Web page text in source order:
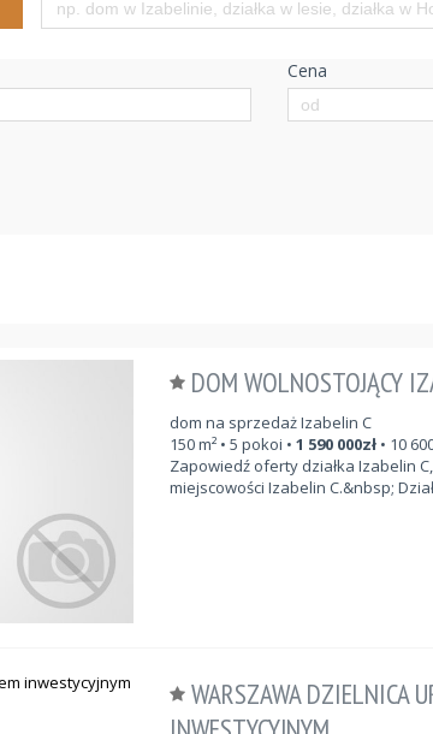
Cena
DOM WOLNOSTOJĄCY
dom na sprzedaż Izabelin C
150m²• 5 pokoi • 1 590 000zł• 10
Zapowiedź oferty działka Izabelin
miejscowości Izabelin C.&nbsp;
WARSZAWA DZIELNICA